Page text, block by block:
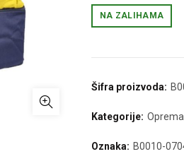
NA ZALIHAMA
Šifra proizvoda:
Kategorije:
Oznaka: B0010-